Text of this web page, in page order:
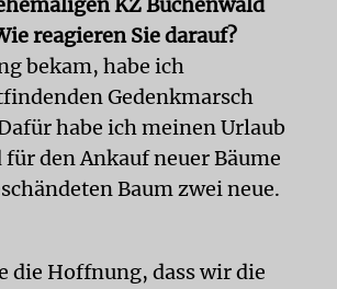
KZ Buchenwald
reagieren Sie darauf?
bekam, habe ich
Gedenkmarsch
habe ich meinen Urlaub
den Ankauf neuer Bäume
Baum zwei neue.
die Hoffnung, dass wir die